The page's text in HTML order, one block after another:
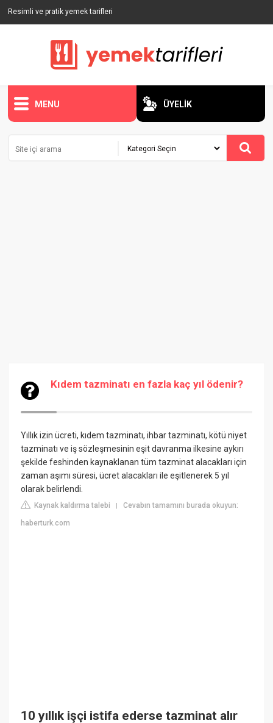
Resimli ve pratik yemek tarifleri
MENU ÜYELİK
Kıdem tazminatı en fazla kaç yıl ödenir?
Yıllık izin ücreti, kıdem tazminatı, ihbar tazminatı, kötü niyet
tazminatı ve iş sözleşmesinin eşit davranma ilkesine aykırı
şekilde feshinden kaynaklanan tüm tazminat alacakları için
zaman aşımı süresi, ücret alacakları ile eşitlenerek 5 yıl
olarak belirlendi.
Kaynak kaldırma talebi |Cevabın tamamını burada okuyun:
haberturk.com
10 yıllık işçi istifa ederse tazminat alır